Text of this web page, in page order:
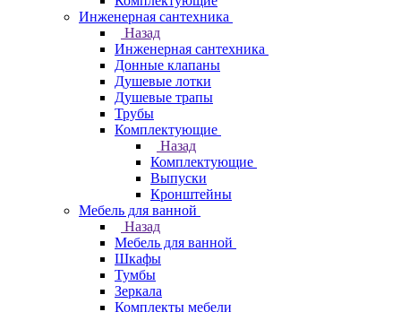
Инженерная сантехника
Назад
Инженерная сантехника
Донные клапаны
Душевые лотки
Душевые трапы
Трубы
Комплектующие
Назад
Комплектующие
Выпуски
Кронштейны
Мебель для ванной
Назад
Мебель для ванной
Шкафы
Тумбы
Зеркала
Комплекты мебели